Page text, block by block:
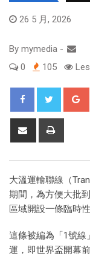
26 5 月, 2026
By mymedia -
0
105
大溫運輸聯線（
期間，為方便大批
區域開設一條臨時
這條被編為「1號線
運，即世界盃開幕